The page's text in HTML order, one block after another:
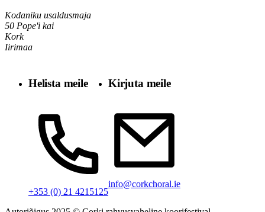
Kodaniku usaldusmaja
50 Pope'i kai
Kork
Iirimaa
Helista meile
+353 (0) 21 4215125
Kirjuta meile
info@corkchoral.ie